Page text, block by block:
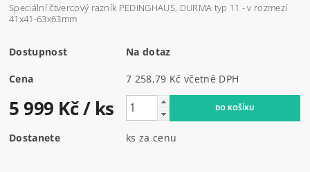
Speciální čtvercový razník PEDINGHAUS, DURMA typ 11 - v rozmezí
41x41-63x63mm
Dostupnost Na dotaz
Cena 7 258,79 Kč včetně DPH
5 999 Kč/ ks
Dostanete ks za cenu